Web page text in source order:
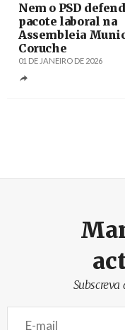
Nem o PSD
pacote laboral na
Assembleia
Coruche
01 DE JANEIRO DE 2026